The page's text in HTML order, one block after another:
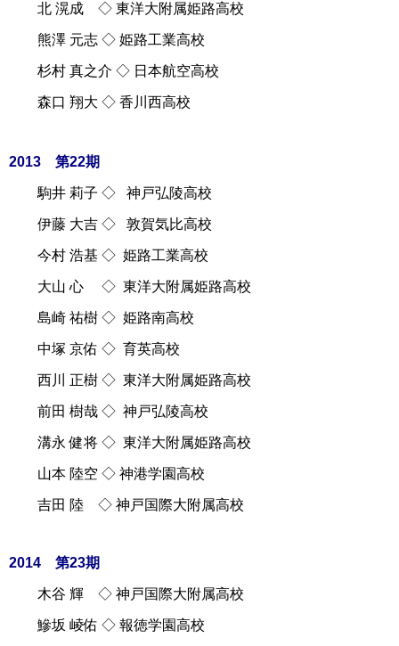
北 滉成 ◇ 東洋大附属姫路高校
熊澤 元志 ◇ 姫路工業高校
杉村 真之介 ◇ 日本航空高校
森口 翔大 ◇ 香川西高校
2013 第22期
駒井 莉子 ◇ 神戸弘陵高校
伊藤 大吉 ◇ 敦賀気比高校
今村 浩基 ◇ 姫路工業高校
大山 心 ◇ 東洋大附属姫路高校
島崎 祐樹 ◇ 姫路南高校
中塚 京佑 ◇ 育英高校
西川 正樹 ◇ 東洋大附属姫路高校
前田 樹哉 ◇ 神戸弘陵高校
溝永 健将 ◇ 東洋大附属姫路高校
山本 陸空 ◇ 神港学園高校
吉田 陸 ◇ 神戸国際大附属高校
2014 第23期
木谷 輝 ◇ 神戸国際大附属高校
鰺坂 崚佑 ◇ 報徳学園高校